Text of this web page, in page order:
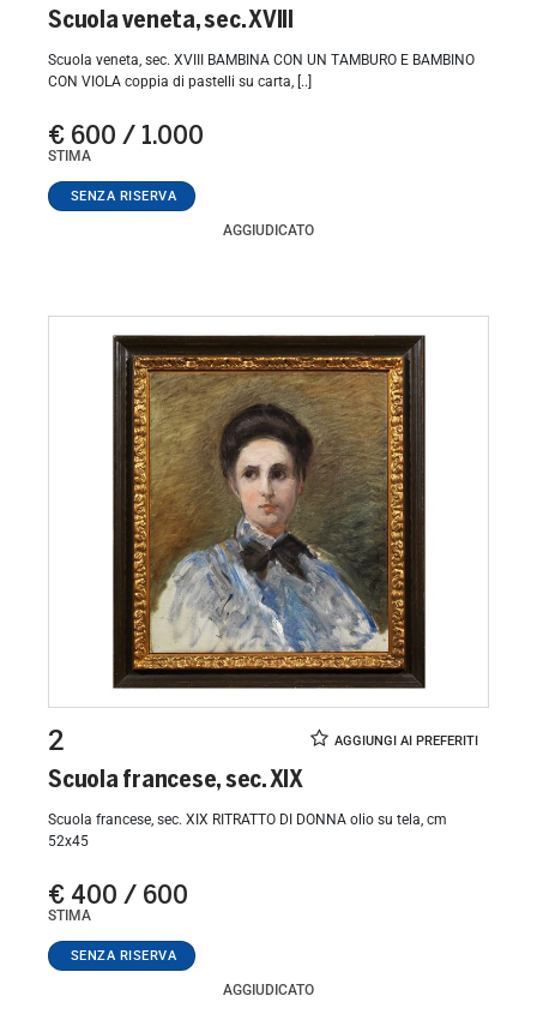
Scuola veneta, sec. XVIII
Scuola veneta, sec. XVIII BAMBINA CON UN TAMBURO E BAMBINO
CON VIOLA coppia di pastelli su carta, [..]
€ 600 / 1.000
STIMA
AGGIUDICATO
2
Scuola francese, sec. XIX
Scuola francese, sec. XIX RITRATTO DI DONNA olio su tela, cm
52x45
€ 400 / 600
STIMA
AGGIUDICATO